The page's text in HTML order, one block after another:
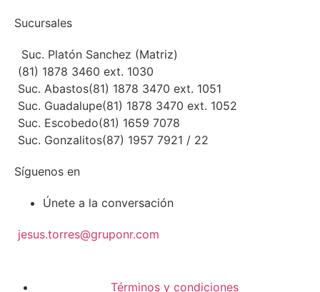
Sucursales
Suc. Platón Sanchez (Matriz)
(81) 1878 3460 ext. 1030
Suc. Abastos(81) 1878 3470 ext. 1051
Suc. Guadalupe(81) 1878 3470 ext. 1052
Suc. Escobedo(81) 1659 7078
Suc. Gonzalitos(87) 1957 7921 / 22
Síguenos en
Únete a la conversación
jesus.torres@gruponr.com
Términos y condiciones